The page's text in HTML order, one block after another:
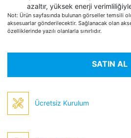
azaltır, yüksek enerji
Not: Ürün sayfasında bulunan görseller temsili
aksesuarlar gönderilecektir. Sağlanacak olan
özelliklerinde yazılı olanlarla sınırlıdır.
SATIN AL
Ücretsiz Kurulum